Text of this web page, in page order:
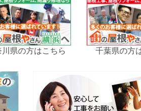
川県の方はこちら 千葉県の方